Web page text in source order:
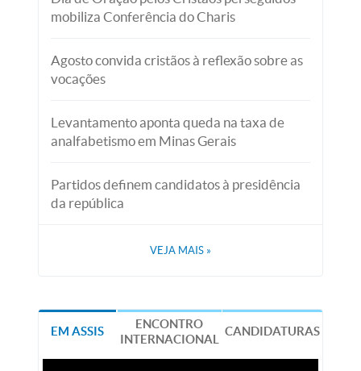
mobiliza Conferência do Charis
Agosto convida cristãos à reflexão sobre as
vocações
Levantamento aponta queda na taxa de
analfabetismo em Minas Gerais
Partidos definem candidatos à presidência
da república
VEJA MAIS »
EM ASSIS
ENCONTRO
INTERNACIONAL
CANDIDATURAS